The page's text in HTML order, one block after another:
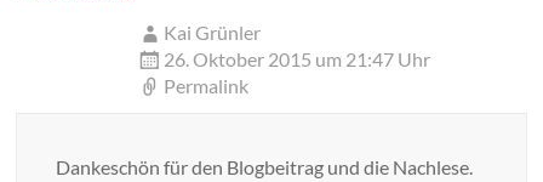
Kai Grünler
26. Oktober 2015 um 21:47 Uhr
Permalink
Dankeschön für den Blogbeitrag und die Nachlese.